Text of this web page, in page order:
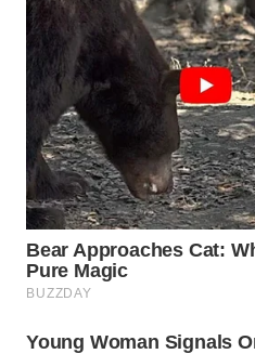
WN
PADANG
LAWAS
WN
SUMEDANG
WN
CIANJUR
WN
SERIBU